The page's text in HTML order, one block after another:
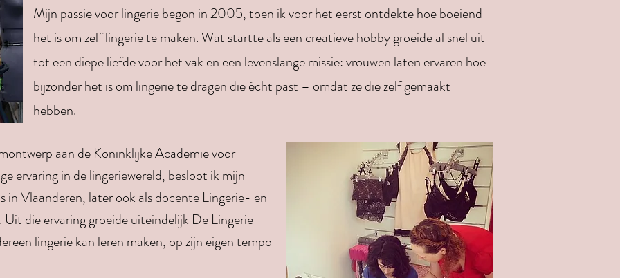
Mijn passie voor lingerie begon in 2005, toen ik voor het eerst ontdekte hoe boeiend
het is om zelf lingerie te maken. Wat startte als een creatieve hobby groeide al snel uit
tot een diepe liefde voor het vak en een levenslange missie: vrouwen laten ervaren hoe
bijzonder het is om lingerie te dragen die écht past – omdat ze die zelf gemaakt
hebben.
aan de Koninklijke Academie voor
ervaring in de lingeriewereld, besloot ik mijn
in Vlaanderen, later ook als docente Lingerie- en
die ervaring groeide uiteindelijk De Lingerie
lingerie kan leren maken, op zijn eigen tempo